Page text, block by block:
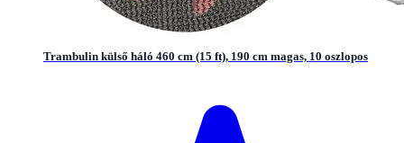
Trambulin külső háló 460 cm (15 ft), 190 cm magas, 10 oszlopos